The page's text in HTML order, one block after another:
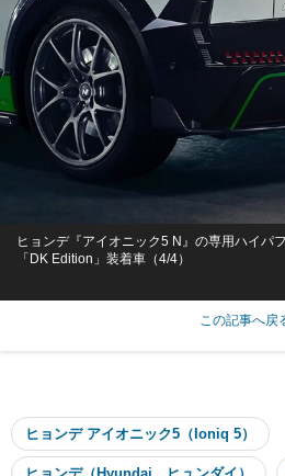
ヒョンデ『アイオニック5 N』の専用ハイパ
「DK Edition」装着車（4/4）
この記事へ戻
ヒョンデ アイオニック5（Ioniq 5）